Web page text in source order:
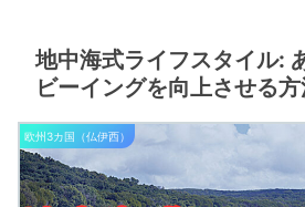
地中海式ライフスタイル:
ビーイングを向上させる
欧州3カ国（仏伊西）